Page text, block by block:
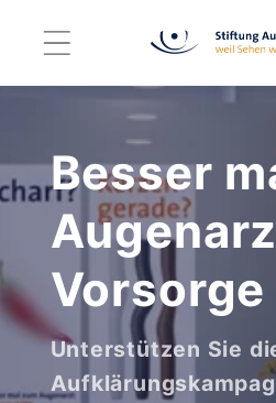
zum
Inhalt
Besser
Unterstützen Sie